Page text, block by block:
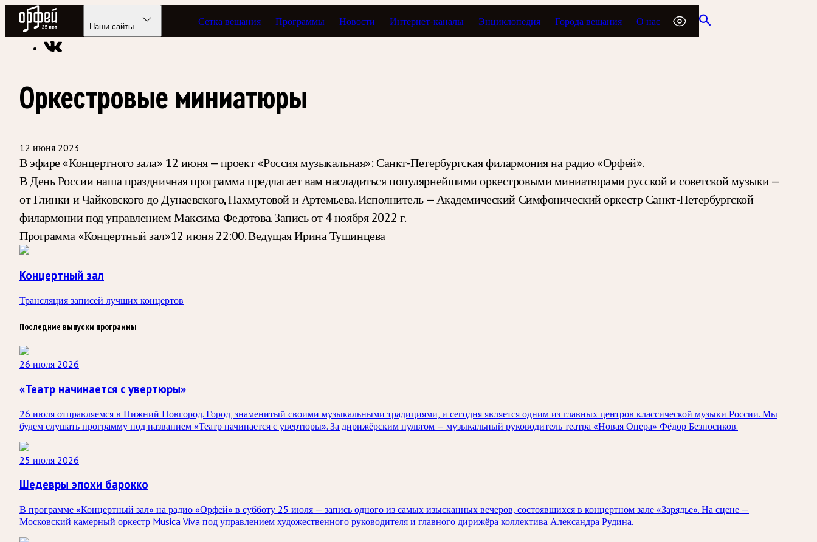
Радио Орфей
Наши сайты Сетка вещания Программы Новости Интернет-каналы Энциклопедия Города вещания О нас
Радио классической музыки «Орфей» Программы в эфире Концертный зал
Оркестровые миниатюры
12 июня 2023
В эфире «Концертного зала» 12 июня — проект «Россия музыкальная»: Санкт-Петербургская филармония на радио «Орфей».
В День России наша праздничная программа предлагает вам насладиться популярнейшими оркестровыми миниатюрами русской и советской музыки —
от Глинки и Чайковского до Дунаевского, Пахмутовой и Артемьева. Исполнитель — Академический Симфонический оркестр Санкт-Петербургской
филармонии под управлением Максима Федотова. Запись от 4 ноября 2022 г.
Программа «Концертный зал»12 июня 22:00. Ведущая Ирина Тушинцева
Концертный зал
Трансляция записей лучших концертов
Последние выпуски программы
26 июля 2026
«Театр начинается с увертюры»
26 июля отправляемся в Нижний Новгород. Город, знаменитый своими музыкальными традициями, и сегодня является одним из главных центров классической музыки России. Мы
будем слушать программу под названием «Театр начинается с увертюры». За дирижёрским пультом — музыкальный руководитель театра «Новая Опера» Фёдор Безносиков.
25 июля 2026
Шедевры эпохи барокко
В программе «Концертный зал» на радио «Орфей» в субботу 25 июля — запись одного из самых изысканных вечеров, состоявшихся в концертном зале «Зарядье». На сцене —
Московский камерный оркестр Musica Viva под управлением художественного руководителя и главного дирижёра коллектива Александра Рудина.